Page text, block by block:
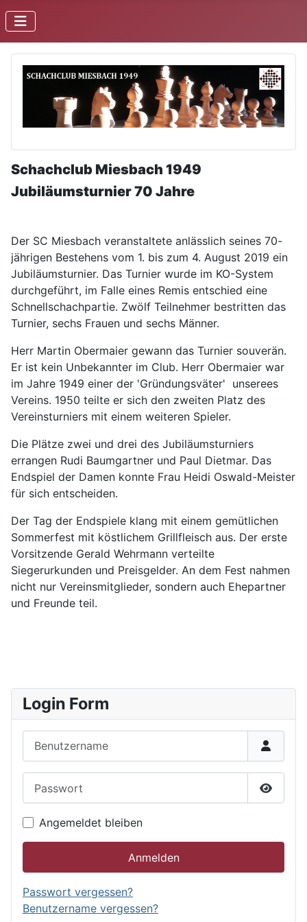
Schachclub Miesbach 1949
Jubiläumsturnier 70 Jahre
Der SC Miesbach veranstaltete anlässlich seines 70-
jährigen Bestehens vom 1. bis zum 4. August 2019 ein
Jubiläumsturnier. Das Turnier wurde im KO-System
durchgeführt, im Falle eines Remis entschied eine
Schnellschachpartie. Zwölf Teilnehmer bestritten das
Turnier, sechs Frauen und sechs Männer.
Herr Martin Obermaier gewann das Turnier souverän.
Er ist kein Unbekannter im Club. Herr Obermaier war
im Jahre 1949 einer der 'Gründungsväter' unserees
Vereins. 1950 teilte er sich den zweiten Platz des
Vereinsturniers mit einem weiteren Spieler.
Die Plätze zwei und drei des Jubiläumsturniers
errangen Rudi Baumgartner und Paul Dietmar. Das
Endspiel der Damen konnte Frau Heidi Oswald-Meister
für sich entscheiden.
Der Tag der Endspiele klang mit einem gemütlichen
Sommerfest mit köstlichem Grillfleisch aus. Der erste
Vorsitzende Gerald Wehrmann verteilte
Siegerurkunden und Preisgelder. An dem Fest nahmen
nicht nur Vereinsmitglieder, sondern auch Ehepartner
und Freunde teil.
Login Form
Angemeldet bleiben
Anmelden
Passwort vergessen?
Benutzername vergessen?